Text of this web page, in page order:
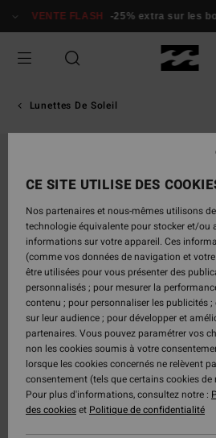
VENTE FLASH -25% extra sur les
Lunettes De Soleil
CE SITE UTILISE DES
Nos partenaires et nous-mêmes utilisons
technologie équivalente pour stocker et/ou
informations sur votre appareil. Ces
(comme vos données de navigation et
être utilisées pour vous présenter des
personnalisés ; pour mesurer la
contenu ; pour personnaliser les publicités
sur leur audience ; pour développer et
partenaires. Vous pouvez paramétrer vos
non les cookies soumis à votre
lorsque les cookies concernés ne relèvent
consentement (tels que certains cookies de
Pour plus d'informations, consultez notre :
des cookieset Politique de confidentialité